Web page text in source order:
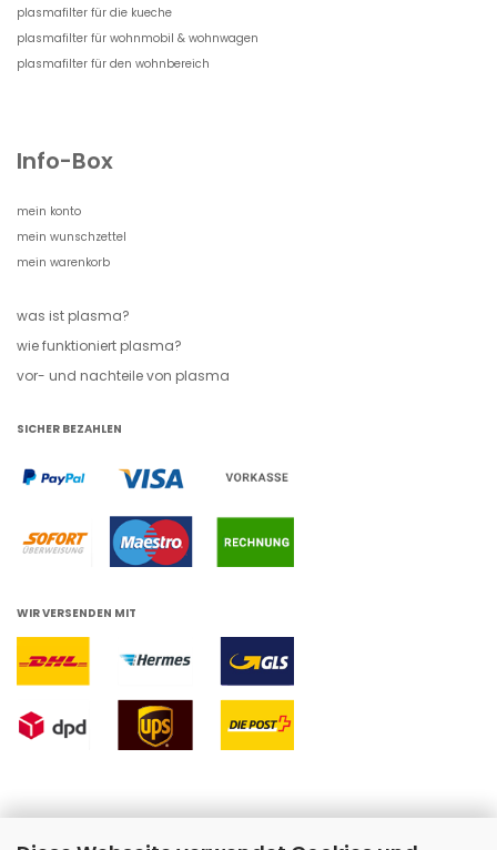
plasmafilter für die kueche
plasmafilter für wohnmobil & wohnwagen
plasmafilter für den wohnbereich
Info-Box
mein konto
mein wunschzettel
mein warenkorb
was ist plasma?
wie funktioniert plasma?
vor- und nachteile von plasma
SICHER BEZAHLEN
WIR VERSENDEN MIT